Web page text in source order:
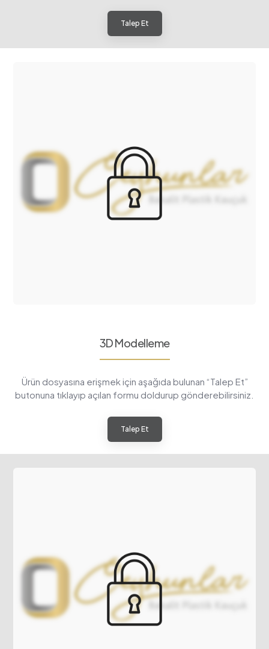
Talep Et
3D Modelleme
Ürün dosyasına erişmek için aşağıda bulunan “Talep Et”
butonuna tıklayıp açılan formu doldurup gönderebilirsiniz.
Talep Et